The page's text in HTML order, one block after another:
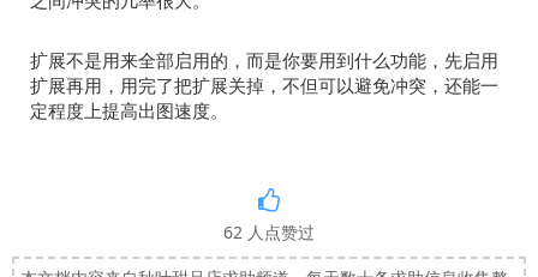
扩展不是用来全部启用的，而是你要用到什么功能，先启用
扩展再用，用完了把扩展关掉，不但可以避免冲突，还能一
定程度上提高出图速度。
62 人点赞过